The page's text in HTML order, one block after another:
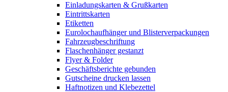
Einladungskarten & Grußkarten
Eintrittskarten
Etiketten
Eurolochaufhänger und Blisterverpackungen
Fahrzeugbeschriftung
Flaschenhänger gestanzt
Flyer & Folder
Geschäftsberichte gebunden
Gutscheine drucken lassen
Haftnotizen und Klebezettel